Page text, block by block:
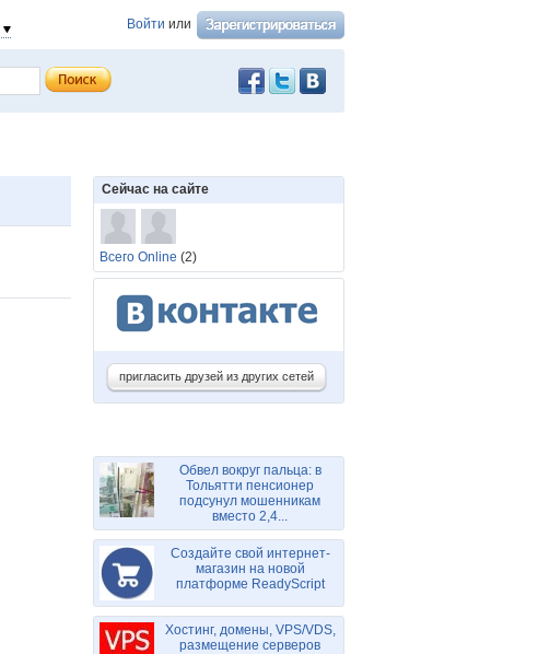
Войти или
Сейчас на сайте
Всего Online (2)
пригласить друзей из других сетей
Обвел вокруг пальца: в
Тольятти пенсионер
подсунул мошенникам
вместо 2,4...
Создайте свой интернет-
магазин на новой
платформе ReadyScript
Хостинг, домены, VPS/VDS,
размещение серверов